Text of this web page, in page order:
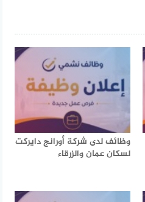
وظائف لدى شركة أورانج دايركت
لسكان عمان والزرقاء